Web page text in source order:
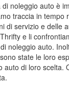
noleggio auto è
traccia in tempo
di servizio e delle
e li
noleggio auto.
state le loro
auto di loro scelta.